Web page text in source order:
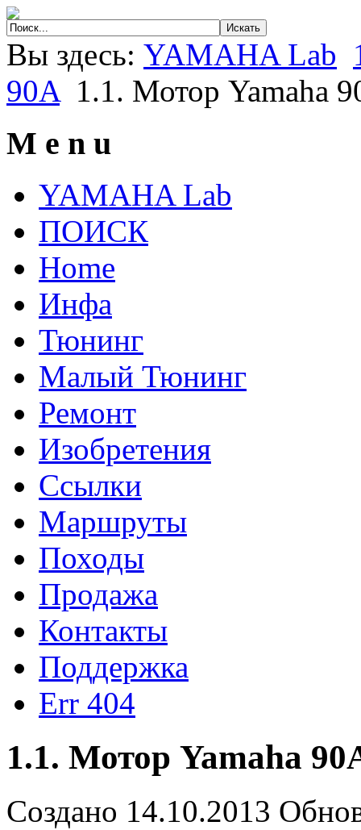
Вы здесь: YAMAHA Lab
90A 1.1. Мотор Yamaha
M e n u
YAMAHA Lab
ПОИСК
Home
Инфа
Тюнинг
Малый Тюнинг
Ремонт
Изобретения
Ссылки
Маршруты
Походы
Продажа
Контакты
Поддержка
Err 404
1.1. Мотор Yamaha
Создано 14.10.2013